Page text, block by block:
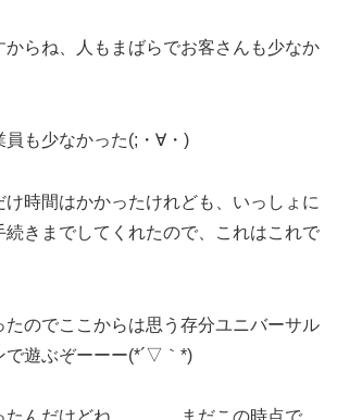
からね、人もまばらでお客さんも少なか
員も少なかった(;・∀・)
け時間はかかったけれども、いっしょに
続きまでしてくれたので、これはこれで
たのでここからは思う存分ユニバーサル
で遊ぶぞーーー(*´▽｀*)